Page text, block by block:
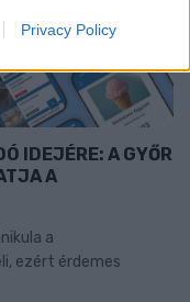
Privacy Policy
IDEJÉRE: A GYŐR
A
a
ezért érdemes